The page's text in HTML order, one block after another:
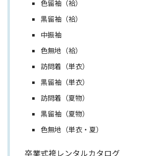
色留袖（袷）
黒留袖（袷）
中振袖
色無地（袷）
訪問着（単衣）
黒留袖（単衣）
訪問着（夏物）
黒留袖（夏物）
色無地（単衣・夏）
卒業式袴レンタルカタログ